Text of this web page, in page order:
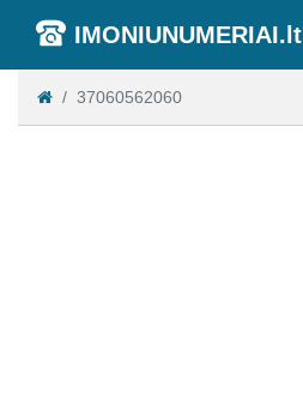
IMONIUNUMERIAI.lt
37060562060